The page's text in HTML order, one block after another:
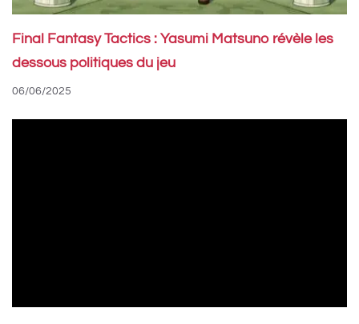
Final Fantasy Tactics : Yasumi Matsuno révèle les
dessous politiques du jeu
06/06/2025